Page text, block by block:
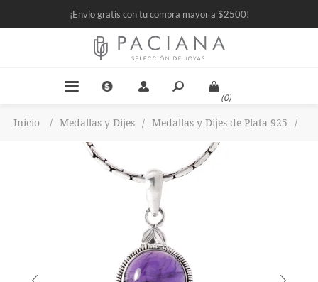
¡Envío gratis con tu compra mayor a $2500!
(0)
Inicio / Medallas y Dijes / Medallas y Dijes de Plata 925 /